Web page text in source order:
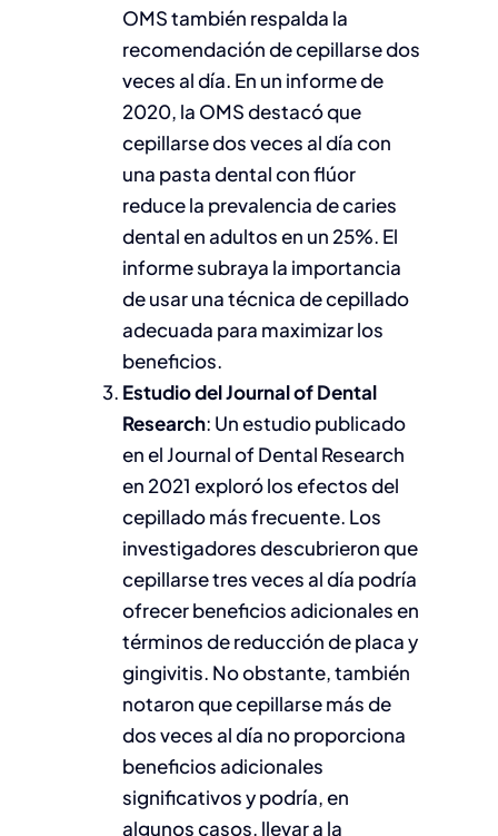
OMS también respalda la
recomendación de cepillarse dos
veces al día. En un informe de
2020, la OMS destacó que
cepillarse dos veces al día con
una pasta dental con flúor
reduce la prevalencia de caries
dental en adultos en un 25%. El
informe subraya la importancia
de usar una técnica de cepillado
adecuada para maximizar los
beneficios.
Estudio del Journal of Dental
Research: Un estudio publicado
en el Journal of Dental Research
en 2021 exploró los efectos del
cepillado más frecuente. Los
investigadores descubrieron que
cepillarse tres veces al día podría
ofrecer beneficios adicionales en
términos de reducción de placa y
gingivitis. No obstante, también
notaron que cepillarse más de
dos veces al día no proporciona
beneficios adicionales
significativos y podría, en
algunos casos, llevar a la